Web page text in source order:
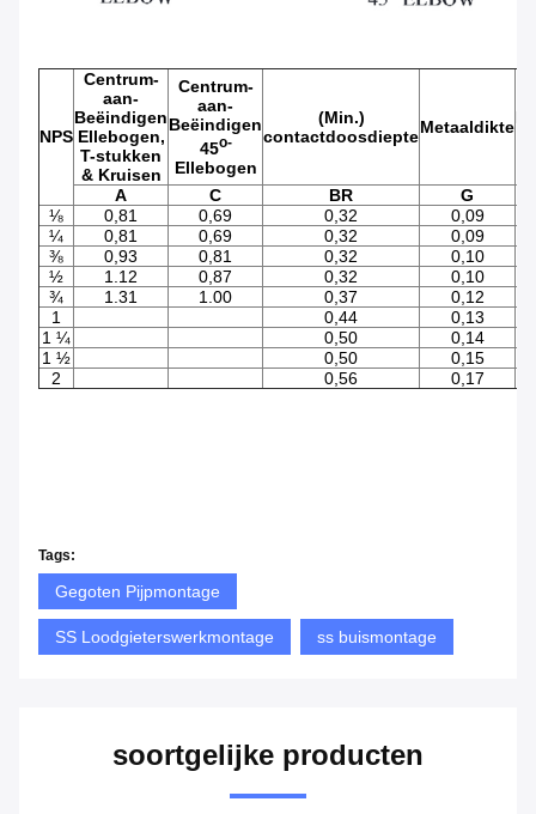
NPS
Centrum-
aan-
Beëindigen
Ellebogen,
T-stukken
& Kruisen
Centrum-
aan-
Beëindigen
45o-
Ellebogen
(Min.)
contactdoosdiepteMetaaldikte
A C BR
G
⅛
0,81 0,69 0,32
0,09
¼
0,81 0,69 0,32
0,09
⅜
0,93 0,81 0,32
0,10
½
1.12 0,87 0,32
0,10
¾
1.31 1.00 0,37
0,12
1
0,44
0,13
1 ¼
0,50
0,14
1 ½
0,50
0,15
2
0,56 0,17
Tags:
Gegoten Pijpmontage
SS Loodgieterswerkmontage ss buismontage
soortgelijke producten